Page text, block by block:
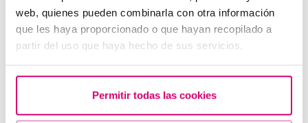
web, quienes pueden combinarla con otra información
que les haya proporcionado o que hayan recopilado a
partir del uso que haya hecho de sus servicios.
Permitir todas las cookies
impianti?